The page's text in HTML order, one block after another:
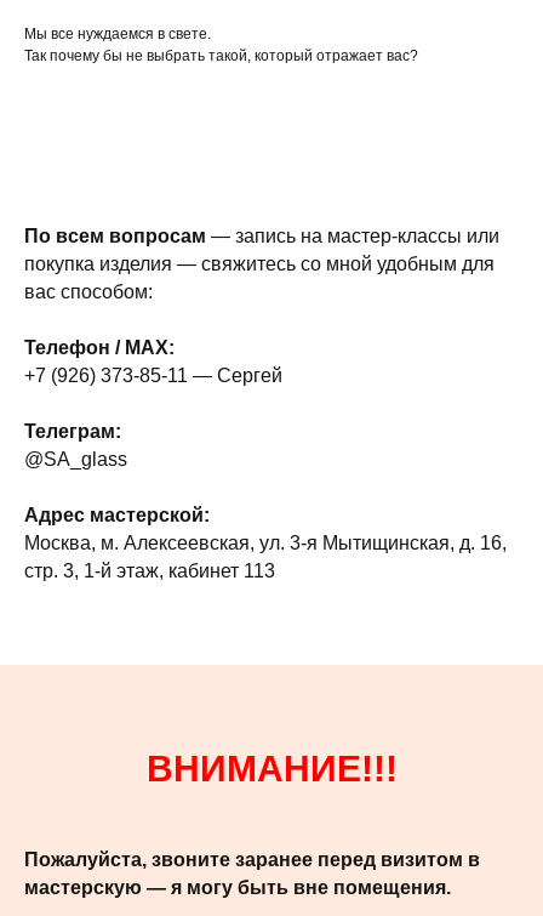
Мы все нуждаемся в свете.
Так почему бы не выбрать такой, который отражает вас?
По всем вопросам — запись на мастер-классы или
покупка изделия — свяжитесь со мной удобным для
вас способом:
Телефон / MAX:
+7 (926) 373-85-11 — Сергей
Телеграм:
@SA_glass
Адрес мастерской:
Москва, м. Алексеевская, ул. 3-я Мытищинская, д. 16,
стр. 3, 1-й этаж, кабинет 113
ВНИМАНИЕ!!!
Пожалуйста, звоните заранее перед визитом в
мастерскую — я могу быть вне помещения.